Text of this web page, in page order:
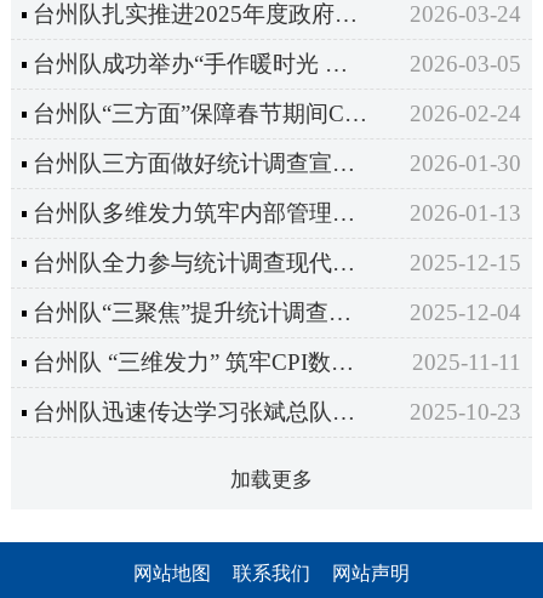
台州队扎实推进2025年度政府财务报告编报工作
2026-03-24
台州队成功举办“手作暖时光 围炉话芳华”妇女节主题活动
2026-03-05
台州队“三方面”保障春节期间CPI调查工作有序推进
2026-02-24
台州队三方面做好统计调查宣传工作
2026-01-30
台州队多维发力筑牢内部管理安全防线
2026-01-13
台州队全力参与统计调查现代化改革最佳实践案例竞赛
2025-12-15
台州队“三聚焦”提升统计调查服务水平
2025-12-04
台州队 “三维发力” 筑牢CPI数据质量基石
2025-11-11
台州队迅速传达学习张斌总队长来台调研精神
2025-10-23
加载更多
网站地图 联系我们 网站声明